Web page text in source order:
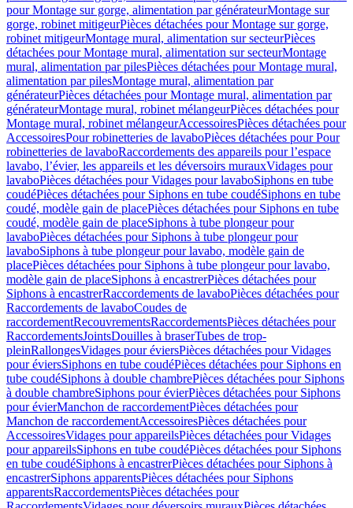
pour Montage sur gorge, alimentation par générateurMontage sur
gorge, robinet mitigeurPièces détachées pour Montage sur gorge,
robinet mitigeurMontage mural, alimentation sur secteurPièces
détachées pour Montage mural, alimentation sur secteurMontage
mural, alimentation par pilesPièces détachées pour Montage mural,
alimentation par pilesMontage mural, alimentation par
générateurPièces détachées pour Montage mural, alimentation par
générateurMontage mural, robinet mélangeurPièces détachées pour
Montage mural, robinet mélangeurAccessoiresPièces détachées pour
AccessoiresPour robinetteries de lavaboPièces détachées pour Pour
robinetteries de lavaboRaccordements des appareils pour l’espace
lavabo, l’évier, les appareils et les déversoirs murauxVidages pour
lavaboPièces détachées pour Vidages pour lavaboSiphons en tube
coudéPièces détachées pour Siphons en tube coudéSiphons en tube
coudé, modèle gain de placePièces détachées pour Siphons en tube
coudé, modèle gain de placeSiphons à tube plongeur pour
lavaboPièces détachées pour Siphons à tube plongeur pour
lavaboSiphons à tube plongeur pour lavabo, modèle gain de
placePièces détachées pour Siphons à tube plongeur pour lavabo,
modèle gain de placeSiphons à encastrerPièces détachées pour
Siphons à encastrerRaccordements de lavaboPièces détachées pour
Raccordements de lavaboCoudes de
raccordementRecouvrementsRaccordementsPièces détachées pour
RaccordementsJointsDouilles à braserTubes de trop-
pleinRallongesVidages pour éviersPièces détachées pour Vidages
pour éviersSiphons en tube coudéPièces détachées pour Siphons en
tube coudéSiphons à double chambrePièces détachées pour Siphons
à double chambreSiphons pour évierPièces détachées pour Siphons
pour évierManchon de raccordementPièces détachées pour
Manchon de raccordementAccessoiresPièces détachées pour
AccessoiresVidages pour appareilsPièces détachées pour Vidages
pour appareilsSiphons en tube coudéPièces détachées pour Siphons
en tube coudéSiphons à encastrerPièces détachées pour Siphons à
encastrerSiphons apparentsPièces détachées pour Siphons
apparentsRaccordementsPièces détachées pour